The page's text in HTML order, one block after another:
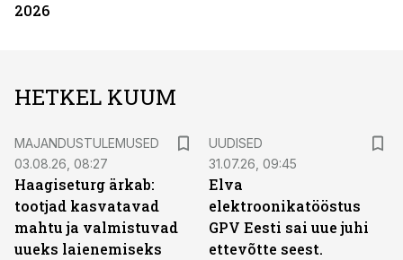
2026
HETKEL KUUM
MAJANDUSTULEMUSED
03.08.26, 08:27
Haagiseturg ärkab:
tootjad kasvatavad
mahtu ja valmistuvad
uueks laienemiseks
UUDISED
31.07.26, 09:45
Elva
elektroonikatööstus
GPV Eesti sai uue juhi
ettevõtte seest.